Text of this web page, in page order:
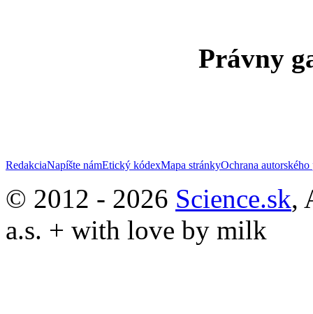
Právny
RedakciaNapíšte námEtický kódexMapa stránkyOchrana autorského
© 2012 - 2026 Science.sk,
a.s. + with love by milk